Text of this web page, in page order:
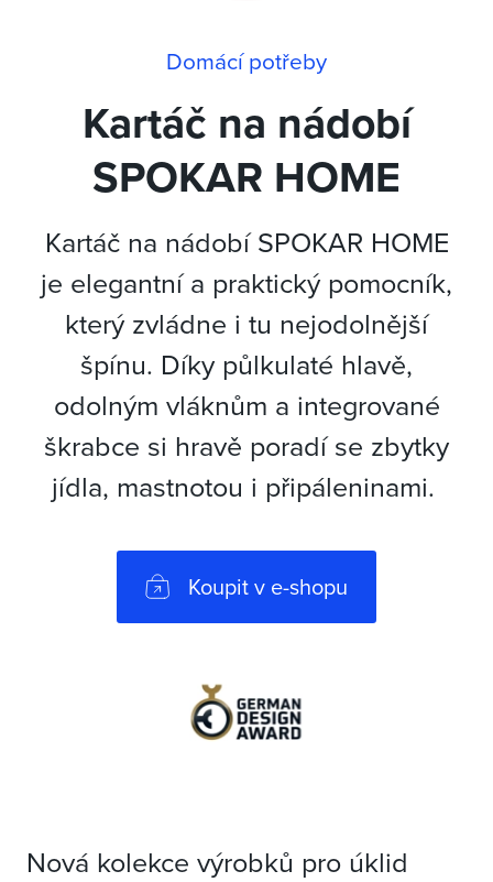
Domácí potřeby
Kartáč na nádobí
SPOKAR HOME
Kartáč na nádobí SPOKAR HOME
je elegantní a praktický pomocník,
který zvládne i tu nejodolnější
špínu. Díky půlkulaté hlavě,
odolným vláknům a integrované
škrabce si hravě poradí se zbytky
jídla, mastnotou i připáleninami.
Koupit v e-shopu
Nová kolekce výrobků pro úklid